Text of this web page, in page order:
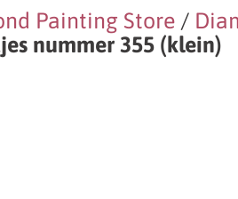
Painting Store /
nummer 355 (klein)